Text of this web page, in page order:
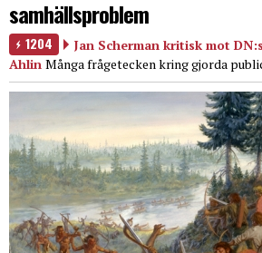
samhällsproblem
1204
Jan Scherman kritisk mot
Ahlin Många frågetecken kring gjorda